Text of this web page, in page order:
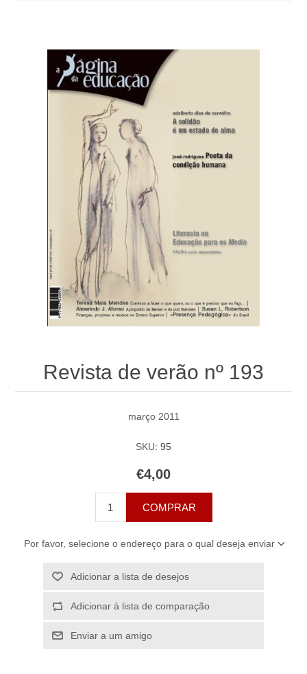
Assinaturas da edição em papel
Edição em papel
Coleção aPágina
Coleção Andarilho
Coleção Bichos/Carpinteiros
Edições SPN
Cartões Presente
Revista de verão nº 193
março 2011
SKU: 95
€4,00
COMPRAR
Por favor, selecione o endereço para o qual deseja enviar
Adicionar a lista de desejos
Adicionar à lista de comparação
Enviar a um amigo